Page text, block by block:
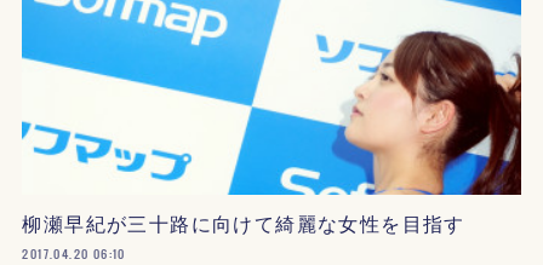
柳瀬早紀が三十路に向けて綺麗な女性を目指す
2017.04.20 06:10